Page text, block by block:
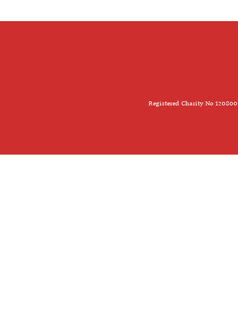
Registered Charity No